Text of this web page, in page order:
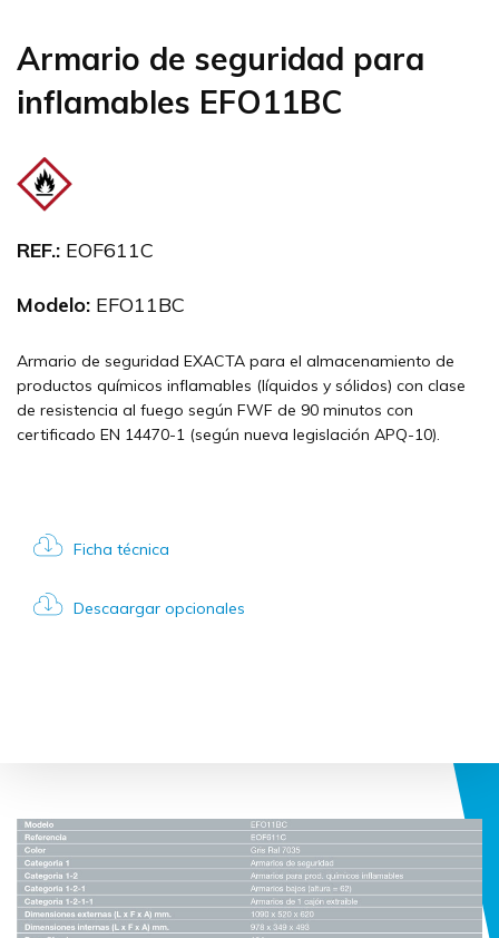
Armario de seguridad para
inflamables EFO11BC
REF.: EOF611C
Modelo: EFO11BC
Armario de seguridad EXACTA para el almacenamiento de
productos químicos inflamables (líquidos y sólidos) con clase
de resistencia al fuego según FWF de 90 minutos con
certificado EN 14470-1 (según nueva legislación APQ-10).
Ficha técnica
Descaargar opcionales